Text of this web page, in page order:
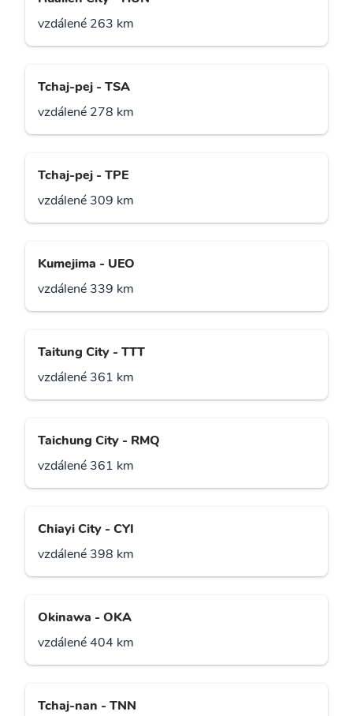
vzdálené 263 km
Tchaj-pej - TSA
vzdálené 278 km
Tchaj-pej - TPE
vzdálené 309 km
Kumejima - UEO
vzdálené 339 km
Taitung City - TTT
vzdálené 361 km
Taichung City - RMQ
vzdálené 361 km
Chiayi City - CYI
vzdálené 398 km
Okinawa - OKA
vzdálené 404 km
Tchaj-nan - TNN